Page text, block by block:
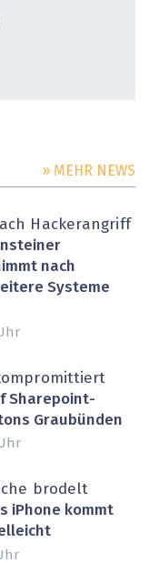
» MEHR NEWS
Hackerangriff
nach
Systeme
Sharepoint-
Graubünden
brodelt
iPhone kommt